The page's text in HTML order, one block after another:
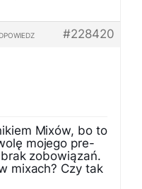
#228420
Mixów, bo to
mojego pre-
zobowiązań.
mixach? Czy tak